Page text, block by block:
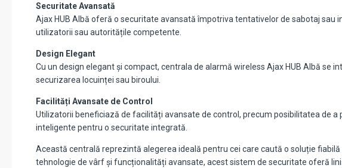
Securitate Avansată
Ajax HUB Albă oferă o securitate avansată împotriva tentativelor de sabotaj
utilizatorii sau autoritățile competente.
Design Elegant
Cu un design elegant și compact, centrala de alarmă wireless Ajax HUB Albă
securizarea locuinței sau biroului.
Facilități Avansate de Control
Utilizatorii beneficiază de facilități avansate de control, precum posibilitatea de
inteligente pentru o securitate integrată.
Această centrală reprezintă alegerea ideală pentru cei care caută o soluție
tehnologie de vârf și funcționalități avansate, acest sistem de securitate oferă